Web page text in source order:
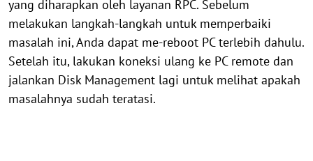
yang diharapkan oleh layanan RPC. Sebelum
melakukan langkah-langkah untuk memperbaiki
masalah ini, Anda dapat me-reboot PC terlebih dahulu.
Setelah itu, lakukan koneksi ulang ke PC remote dan
jalankan Disk Management lagi untuk melihat apakah
masalahnya sudah teratasi.